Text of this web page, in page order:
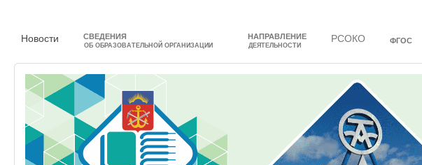
Новости СВЕДЕНИЯ
ОБ ОБРАЗОВАТЕЛЬНОЙ ОРГАНИЗАЦИИ
НАПРАВЛЕНИЕ
ДЕЯТЕЛЬНОСТИ
РСОКО ФГОС